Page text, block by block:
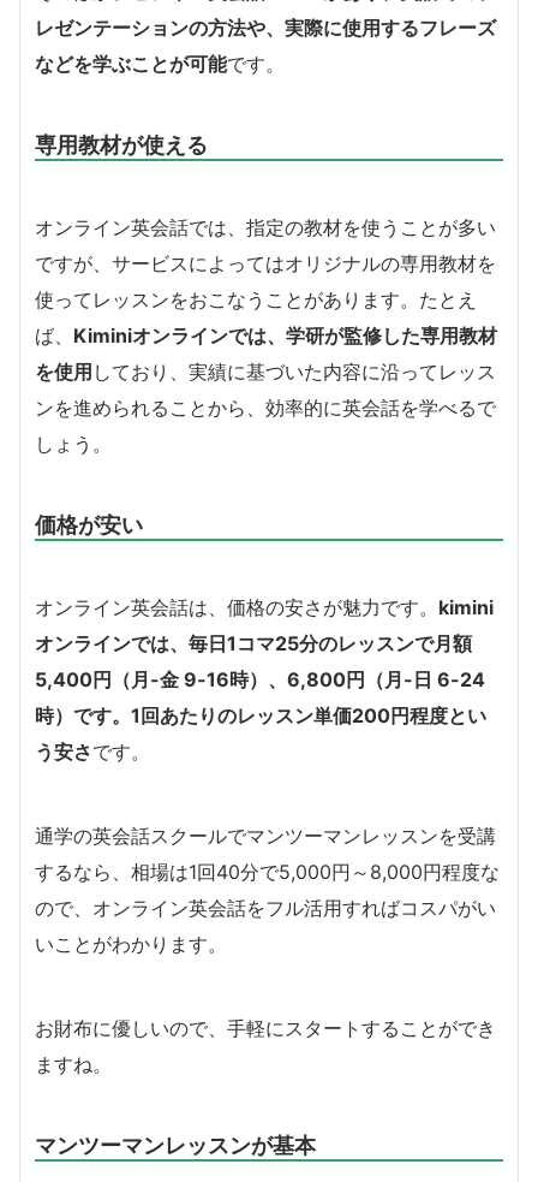
レゼンテーションの方法や、実際に使用するフレーズ
などを学ぶことが可能です。
専用教材が使える
オンライン英会話では、指定の教材を使うことが多い
ですが、サービスによってはオリジナルの専用教材を
使ってレッスンをおこなうことがあります。たとえ
ば、 Kiminiオンラインでは、学研が監修した専用教材
を使用 しており、実績に基づいた内容に沿ってレッス
ンを進められることから、効率的に英会話を学べるで
しょう。
価格が安い
オンライン英会話は、価格の安さが魅力です。 kimini
オンラインでは、毎日1コマ25分のレッスンで月額
5,400円（月-金 9-16時）、6,800円（月-日 6-24
時）です。1回あたりのレッスン単価200円程度とい
う安さです。
通学の英会話スクールでマンツーマンレッスンを受講
するなら、相場は1回40分で5,000円～8,000円程度な
ので、オンライン英会話をフル活用すればコスパがい
いことがわかります。
お財布に優しいので、手軽にスタートすることができ
ますね。
マンツーマンレッスンが基本